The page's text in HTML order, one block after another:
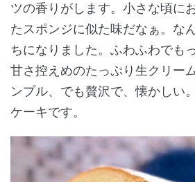
ツの香りがします。小さな頃に
たスポンジに似た味だなぁ。な
ちになりました。ふわふわでも
甘さ控えめのたっぷり生クリー
ンプル、でも贅沢で、懐かしい
ケーキです。